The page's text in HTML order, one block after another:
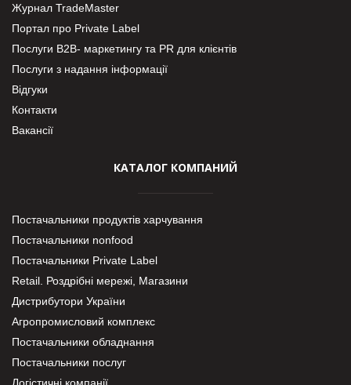
Журнал TradeMaster
Портал про Private Label
Послуги В2В- маркетингу та PR для клієнтів
Послуги з надання інформації
Відгуки
Контакти
Вакансії
КАТАЛОГ КОМПАНИЙ
Постачальники продуктів харчування
Постачальники nonfood
Постачальники Private Label
Retail. Роздрібні мережі, Магазини
Дистрибутори України
Агропромисловий комплекс
Постачальники обладнання
Постачальники послуг
Логістичні компанії